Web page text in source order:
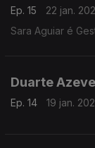
Ep. 15
22 jan.
Sara Aguiar é
Duarte
Ep. 14 19 jan.